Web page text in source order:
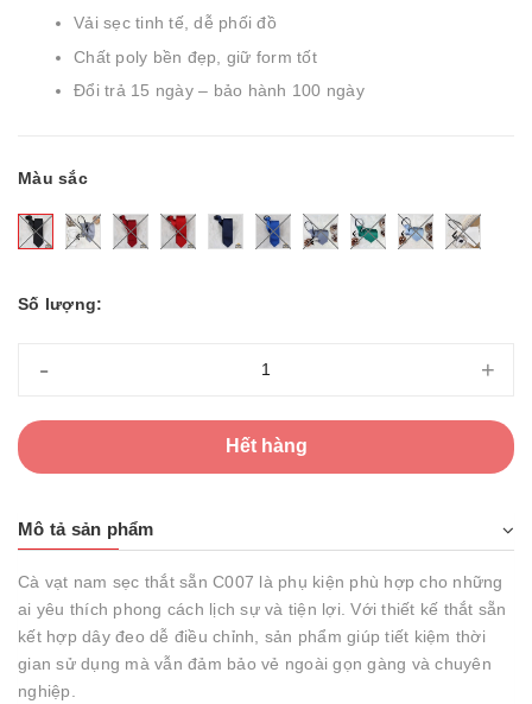
Vải sẹc tinh tế, dễ phối đồ
Chất poly bền đẹp, giữ form tốt
Đổi trả 15 ngày – bảo hành 100 ngày
Màu sắc
Số lượng:
- +
Hết hàng
Mô tả sản phẩm
Cà vạt nam sẹc thắt sẵn C007 là phụ kiện phù hợp cho những
ai yêu thích phong cách lịch sự và tiện lợi. Với thiết kế thắt sẵn
kết hợp dây đeo dễ điều chỉnh, sản phẩm giúp tiết kiệm thời
gian sử dụng mà vẫn đảm bảo vẻ ngoài gọn gàng và chuyên
nghiệp.